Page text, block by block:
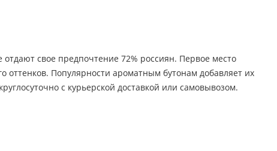
свое предпочтение 72% россиян. Первое место
Популярности ароматным бутонам добавляет их
с курьерской доставкой или самовывозом.